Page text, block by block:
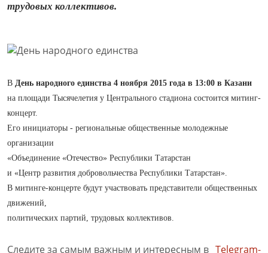
трудовых коллективов.
В День народного единства 4 ноября 2015 года в 13:00 в Казани
на площади Тысячелетия у Центрального стадиона состоится митинг-
концерт.
Его инициаторы - региональные общественные молодежные
организации
«Объединение «Отечество» Республики Татарстан
и «Центр развития добровольчества Республики Татарстан».
В митинге-концерте будут участвовать представители общественных
движений,
политических партий, трудовых коллективов.
Следите за самым важным и интересным в Telegram-